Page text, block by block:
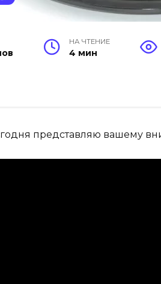
НА ЧТЕНИЕ
4 мин
представляю вашему